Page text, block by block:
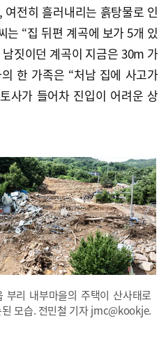
전히 흘러내리는 흙탕물로 인
“집 뒤편 계곡에 보가 5개 있
짓이던 계곡이 지금은 30m 가
한 가족은 “처남 집에 사고가
사가 들어차 진입이 어려운 상
부리 내부마을의 주택이 산사태로
모습. 전민철 기자 jmc@kookje.